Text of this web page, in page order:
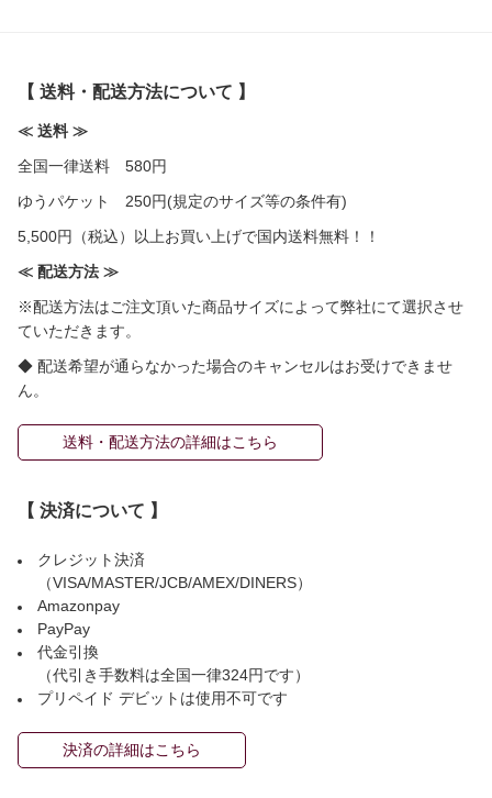
【 送料・配送方法について 】
≪ 送料 ≫
全国一律送料 580円
ゆうパケット 250円(規定のサイズ等の条件有)
5,500円（税込）以上お買い上げで国内送料無料！！
≪ 配送方法 ≫
※配送方法はご注文頂いた商品サイズによって弊社にて選択させ
ていただきます。
◆ 配送希望が通らなかった場合のキャンセルはお受けできませ
ん。
送料・配送方法の詳細はこちら
【 決済について 】
クレジット決済
（VISA/MASTER/JCB/AMEX/DINERS）
Amazonpay
PayPay
代金引換
（代引き手数料は全国一律324円です）
プリペイド デビットは使用不可です
決済の詳細はこちら